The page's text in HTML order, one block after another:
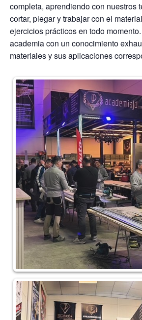
completa, aprendiendo con nuestros
cortar, plegar y trabajar con el
ejercicios prácticos en todo
academia con un conocimiento
materiales y sus aplicaciones